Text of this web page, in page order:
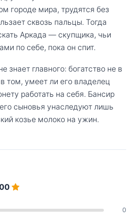
городе мира, трудятся без
сквозь пальцы. Тогда
Аркада — скупщика, чьи
по себе, пока он спит.
знает главного: богатство не в
том, умеет ли его владелец
работать на себя. Бансир
сыновья унаследуют лишь
козье молоко на ужин.
0